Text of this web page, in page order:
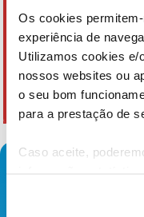
Os cookies
experiência de
Utilizamos cookies e/
nossos websites ou
o seu bom
para a prestação de
Caso aceite,
funcionalidades